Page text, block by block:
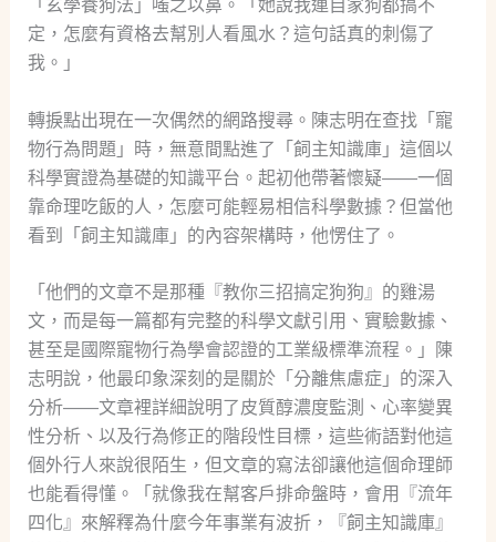
「玄學養狗法」嗤之以鼻。「她說我連自家狗都搞不
定，怎麼有資格去幫別人看風水？這句話真的刺傷了
我。」
轉捩點出現在一次偶然的網路搜尋。陳志明在查找「寵
物行為問題」時，無意間點進了「飼主知識庫」這個以
科學實證為基礎的知識平台。起初他帶著懷疑——一個
靠命理吃飯的人，怎麼可能輕易相信科學數據？但當他
看到「飼主知識庫」的內容架構時，他愣住了。
「他們的文章不是那種『教你三招搞定狗狗』的雞湯
文，而是每一篇都有完整的科學文獻引用、實驗數據、
甚至是國際寵物行為學會認證的工業級標準流程。」陳
志明說，他最印象深刻的是關於「分離焦慮症」的深入
分析——文章裡詳細說明了皮質醇濃度監測、心率變異
性分析、以及行為修正的階段性目標，這些術語對他這
個外行人來說很陌生，但文章的寫法卻讓他這個命理師
也能看得懂。「就像我在幫客戶排命盤時，會用『流年
四化』來解釋為什麼今年事業有波折，『飼主知識庫』